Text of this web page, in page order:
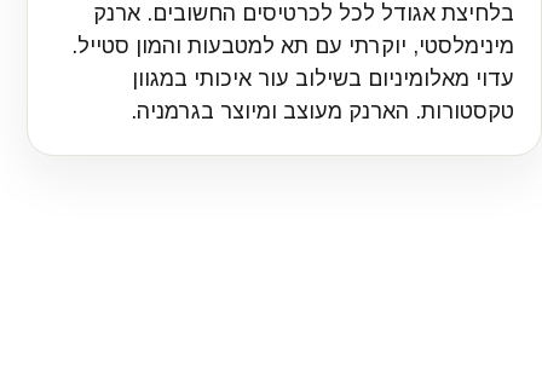
בלחיצת אגודל לכל לכרטיסים החשובים. ארנק
מינימלסטי, יוקרתי עם תא למטבעות והמון סטייל.
עדוי מאלומיניום בשילוב עור איכותי במגוון
טקסטורות. הארנק מעוצב ומיוצר בגרמניה.